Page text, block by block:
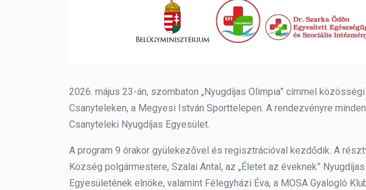
2026. május 23-án, szombaton „Nyugdíjas Olimpia” címmel
Csanyteleken, a Megyesi István Sporttelepen. A rendezvényre
Csanyteleki Nyugdíjas Egyesület.
A program 9 órakor gyülekezővel és regisztrációval kezdődik. A
Község polgármestere, Szalai Antal, az „Életet az éveknek”
Egyesületének elnöke, valamint Félegyházi Éva, a MOSA Gyalogló